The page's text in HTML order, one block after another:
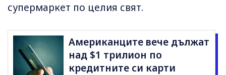
супермаркет по целия свят.
Американците вече дължат
над $1 трилион по
кредитните си карти